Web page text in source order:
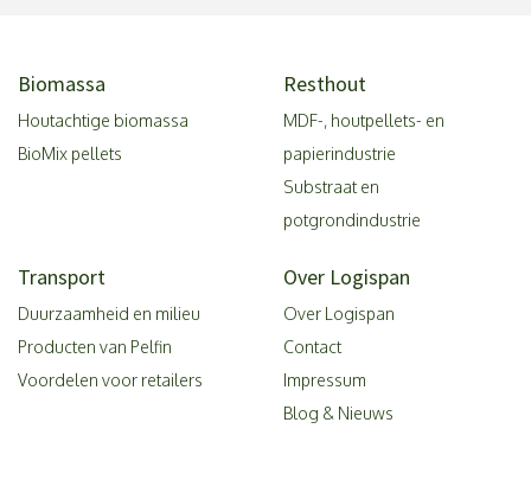
Biomassa
Houtachtige biomassa
BioMix pellets
Resthout
MDF-, houtpellets- en
papierindustrie
Substraat en
potgrondindustrie
Transport
Duurzaamheid en milieu
Producten van Pelfin
Voordelen voor retailers
Over Logispan
Over Logispan
Contact
Impressum
Blog & Nieuws